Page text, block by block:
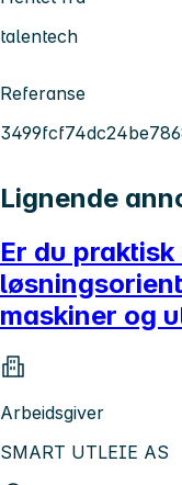
talentech
Referanse
Lignende
Er du
maskiner og
Arbeidsgiver
SMART UTLEIE AS